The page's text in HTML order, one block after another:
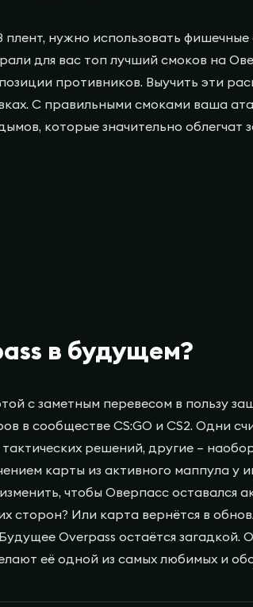
нужно использовать
для вас топ лучший смоков на
противников. Выучить эти
С правильными смоками ваша
которые значительно облегчат
в будущем?
с заметным перевесом в пользу
в сообществе CS:GO и CS2. Одни
решений, другие –
карты из активного маппула у
чтобы Оверпасс оставался
сторон? Или карта вернётся в
Overpass остаётся загадкой.
её одной из самых любимых и